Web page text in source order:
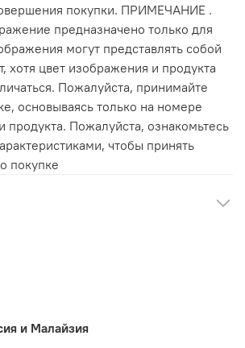
покупки. ПРИМЕЧАНИЕ .
предназначено только для
могут представлять собой
хотя цвет изображения и продукта
Пожалуйста, принимайте
основываясь только на номере
продукта. Пожалуйста, ознакомьтесь
чтобы принять
покупке
и Малайзия